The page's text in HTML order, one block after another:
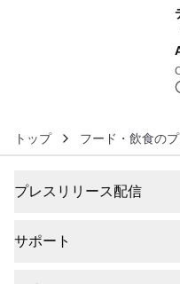
トップ フード・飲食の
プレスリリース配信
サポート